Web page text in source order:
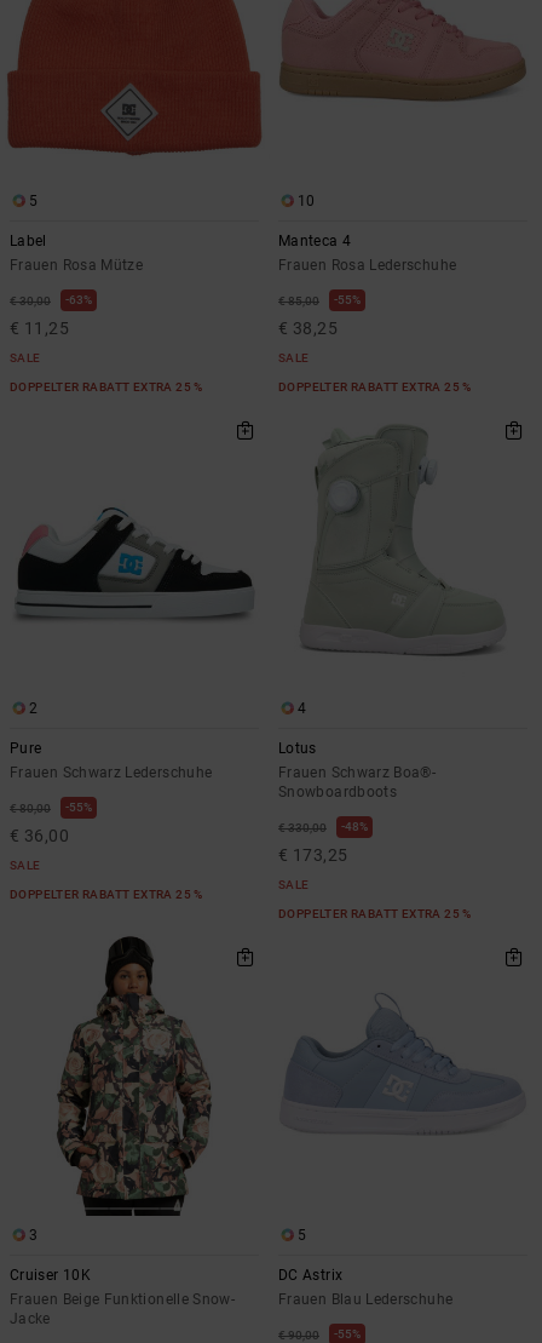
5
Label
Frauen Rosa Mütze
€ 30,00 63%
€ 11,25
SALE
DOPPELTER RABATT EXTRA 25 %
10
Manteca 4
Frauen Rosa Lederschuhe
€ 85,00 55%
€ 38,25
SALE
DOPPELTER RABATT EXTRA 25 %
2
Pure
Frauen Schwarz Lederschuhe
€ 80,00 55%
€ 36,00
SALE
DOPPELTER RABATT EXTRA 25 %
4
Lotus
Frauen Schwarz Boa®-
Snowboardboots
€ 330,00 48%
€ 173,25
SALE
DOPPELTER RABATT EXTRA 25 %
3
Cruiser 10K
Frauen Beige Funktionelle Snow-
Jacke
5
DC Astrix
Frauen Blau Lederschuhe
€ 90,00 55%